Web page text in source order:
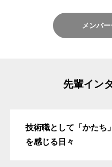
メンバ
先輩イン
技術職として「かたち
を感じる日々